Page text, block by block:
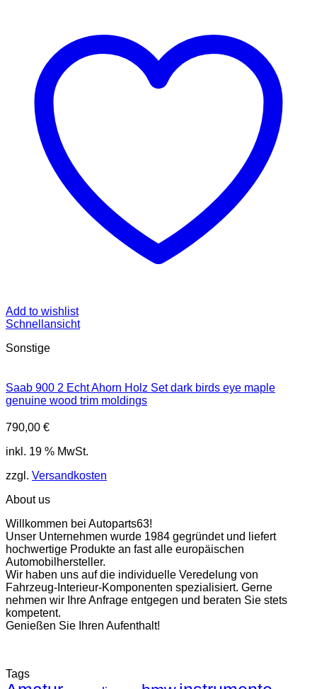
Add to wishlist
Schnellansicht
Sonstige
Saab 900 2 Echt Ahorn Holz Set dark birds eye maple
genuine wood trim moldings
790,00 €
inkl. 19 % MwSt.
zzgl. Versandkosten
About us
Willkommen bei Autoparts63!
Unser Unternehmen wurde 1984 gegründet und liefert
hochwertige Produkte an fast alle europäischen
Automobilhersteller.
Wir haben uns auf die individuelle Veredelung von
Fahrzeug-Interieur-Komponenten spezialisiert. Gerne
nehmen wir Ihre Anfrage entgegen und beraten Sie stets
kompetent.
Genießen Sie Ihren Aufenthalt!
Tags